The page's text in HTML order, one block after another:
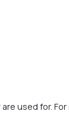
used for. For